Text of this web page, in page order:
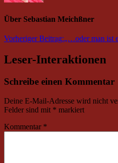
Über Sebastian Meichßner
Vorheriger Beitrag:„…oder man ist
Leser-Interaktionen
Schreibe einen Kommentar
Deine E-Mail-Adresse wird nicht
Felder sind mit * markiert
Kommentar *